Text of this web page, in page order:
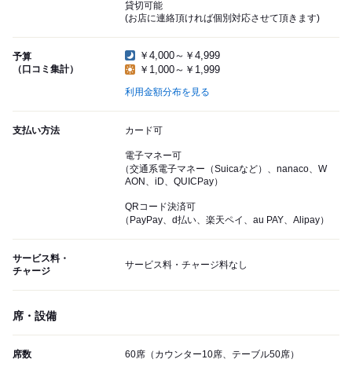
貸切可能
(お店に連絡頂ければ個別対応させて頂きます)
予算
（口コミ集計）
￥4,000～￥4,999
￥1,000～￥1,999
利用金額分布を見る
支払い方法 カード可
電子マネー可
（交通系電子マネー（Suicaなど）、nanaco、W
AON、iD、QUICPay）
QRコード決済可
（PayPay、d払い、楽天ペイ、au PAY、Alipay）
サービス料・
チャージ
サービス料・チャージ料なし
席・設備
席数 60席（カウンター10席、テーブル50席）